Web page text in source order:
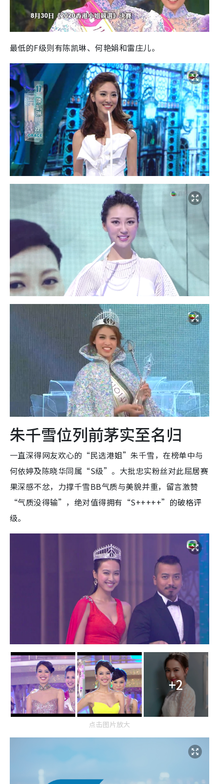
最低的F级则有陈凯琳、何艳娟和雷庄儿。
朱千雪位列前茅实至名归
一直深得网友欢心的“民选港姐”朱千雪，在榜单中与
何依婷及陈晓华同属“S级”。大批忠实粉丝对此屈居赛
果深感不忿，力撑千雪BB气质与美貌并重，留言激赞
“气质没得输”，绝对值得拥有“S+++++”的破格评
级。
+2
点击图片放大